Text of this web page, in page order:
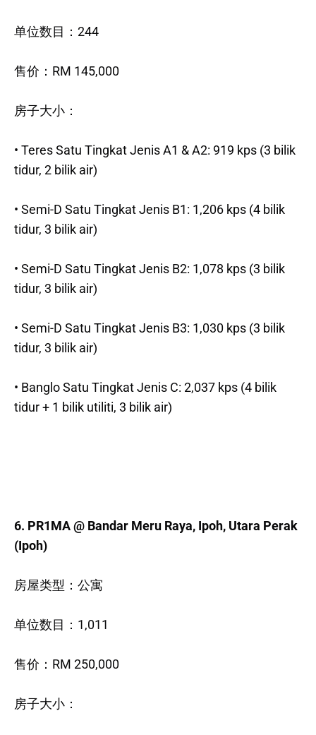
单位数目：244
售价：RM 145,000
房子大小：
• Teres Satu Tingkat Jenis A1 & A2: 919 kps (3 bilik
tidur, 2 bilik air)
• Semi-D Satu Tingkat Jenis B1: 1,206 kps (4 bilik
tidur, 3 bilik air)
• Semi-D Satu Tingkat Jenis B2: 1,078 kps (3 bilik
tidur, 3 bilik air)
• Semi-D Satu Tingkat Jenis B3: 1,030 kps (3 bilik
tidur, 3 bilik air)
• Banglo Satu Tingkat Jenis C: 2,037 kps (4 bilik
tidur + 1 bilik utiliti, 3 bilik air)
6. PR1MA @ Bandar Meru Raya, Ipoh, Utara Perak
(Ipoh)
房屋类型：公寓
单位数目：1,011
售价：RM 250,000
房子大小：